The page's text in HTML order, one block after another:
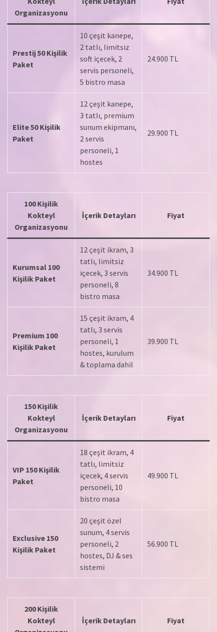
Organizasyonu
Prestij 50 Kişilik
Paket
10 çeşit kanepe,
2 tatlı, limitsiz
soft içecek, 2
servis personeli,
5 bistro masa
24.900 TL
Elite 50 Kişilik
Paket
12 çeşit kanepe,
3 tatlı, premium
sunum ekipmanı,
2 servis
personeli, 1
hostes
29.900 TL
100 Kişilik
Kokteyl
Organizasyonu
İçerik Detayları Fiyat
Kurumsal 100
Kişilik Paket
12 çeşit ikram, 3
tatlı, limitsiz
içecek, 3 servis
personeli, 8
bistro masa
34.900 TL
Premium 100
Kişilik Paket
15 çeşit ikram, 4
tatlı, 3 servis
personeli, 1
hostes, kurulum
& toplama dahil
39.900 TL
150 Kişilik
Kokteyl
Organizasyonu
İçerik Detayları Fiyat
VIP 150 Kişilik
Paket
18 çeşit ikram, 4
tatlı, limitsiz
içecek, 4 servis
personeli, 10
bistro masa
49.900 TL
Exclusive 150
Kişilik Paket
20 çeşit özel
sunum, 4 servis
personeli, 2
hostes, DJ & ses
sistemi
56.900 TL
200 Kişilik
Kokteyl
İçerik Detayları Fiyat